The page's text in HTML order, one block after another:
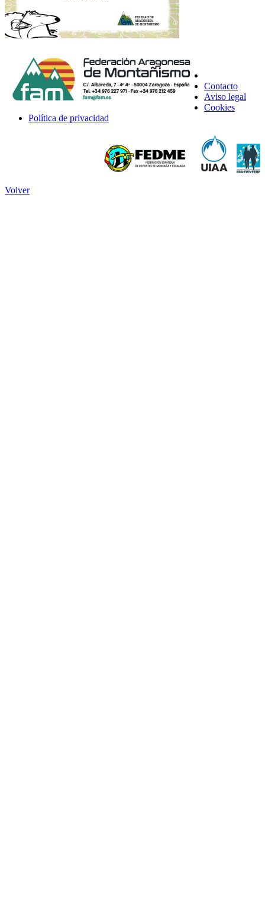
Contacto
Aviso legal
Cookies
Política de privacidad
Volver